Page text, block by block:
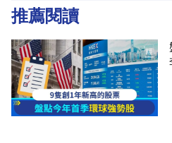
推薦閱讀